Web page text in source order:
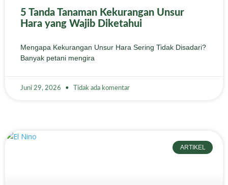
5 Tanda Tanaman Kekurangan Unsur
Hara yang Wajib Diketahui
Mengapa Kekurangan Unsur Hara Sering Tidak Disadari?
Banyak petani mengira
Juni 29, 2026 Tidak ada komentar
ARTIKEL